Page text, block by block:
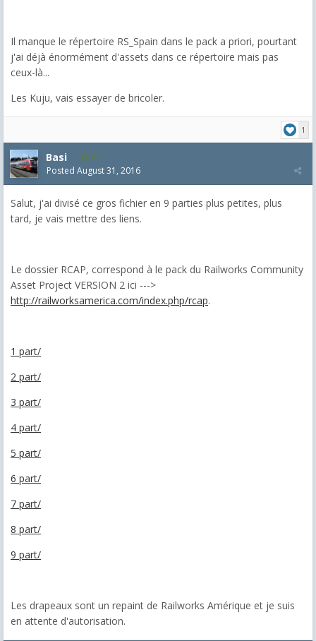
Il manque le répertoire RS_Spain dans le pack a priori, pourtant
j'ai déjà énormément d'assets dans ce répertoire mais pas
ceux-là...
Les Kuju, vais essayer de bricoler.
1
Basi 158
Posted August 31, 2016
Salut, j'ai divisé ce gros fichier en 9 parties plus petites, plus
tard, je vais mettre des liens.
Le dossier RCAP, correspond à le pack du Railworks Community
Asset Project VERSION 2 ici --->
http://railworksamerica.com/index.php/rcap.
1 part/
2 part/
3 part/
4 part/
5 part/
6 part/
7 part/
8 part/
9 part/
Les drapeaux sont un repaint de Railworks Amérique et je suis
en attente d'autorisation.